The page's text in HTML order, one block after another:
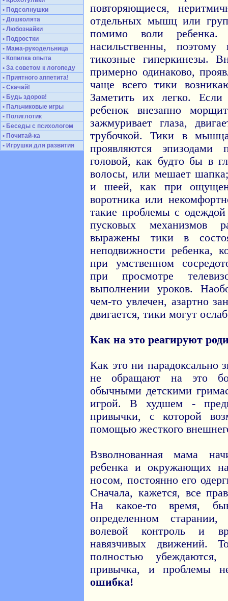
• Подсолнушки
• Дошколята
• Любознайки
• Подростки
• Мама-рукодельница
• Копилка опыта
• За советом к логопеду
• Приятного аппетита!
• Скачай!
• Будь здоров!
• Пальчиковые игры
• Полиглотик
• Беседы с психологом
• Почитай-ка
• Игрушки для развития
повторяющиеся,
отдельных мышц или
помимо воли
насильственны,
тикозные гиперкинезы.
примерно одинаково,
чаще всего тики
Заметить их легко.
ребенок внезапно
зажмуривает глаза,
трубочкой. Тики в
проявляются эпизодами
головой, как будто бы в
волосы, или мешает
и шеей, как при
воротника или
такие проблемы с
пусковых механизмов
выражены тики в
неподвижности ребенка,
при умственном
при просмотре
выполнении уроков.
чем-то увлечен, азартно
двигается, тики могут
Как на это реагируют
Как это ни парадоксально
не обращают на это
обычными детскими
игрой. В худшем -
привычки, с которой
помощью жесткого
Взволнованная мама
ребенка и окружающих
носом, постоянно его
Сначала, кажется, все
На какое-то время,
определенном
волевой контроль и
навязчивых движений.
полностью
привычка, и проблемы
ошибка!